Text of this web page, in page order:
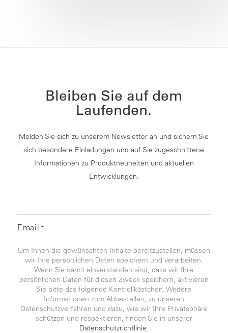
Bleiben Sie auf dem
Laufenden.
Melden Sie sich zu unserem Newsletter an und sichern Sie
sich besondere Einladungen und auf Sie zugeschnittene
Informationen zu Produktneuheiten und aktuellen
Entwicklungen.
Email *
Um Ihnen die gewünschten Inhalte bereitzustellen, müssen
wir Ihre persönlichen Daten speichern und verarbeiten.
Wenn Sie damit einverstanden sind, dass wir Ihre
persönlichen Daten für diesen Zweck speichern, aktivieren
Sie bitte das folgende Kontrollkästchen. Weitere
Informationen zum Abbestellen, zu unseren
Datenschutzverfahren und dazu, wie wir Ihre Privatsphäre
schützen und respektieren, finden Sie in unserer
Datenschutzrichtlinie.